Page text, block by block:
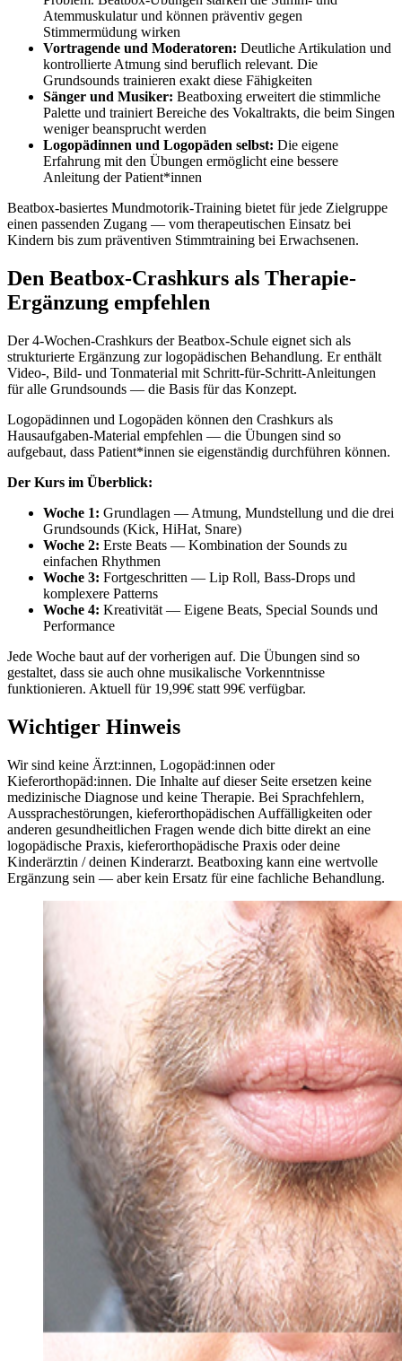
Atemmuskulatur und können präventiv gegen
Stimmermüdung wirken
Vortragende und Moderatoren: Deutliche Artikulation und
kontrollierte Atmung sind beruflich relevant. Die
Grundsounds trainieren exakt diese Fähigkeiten
Sänger und Musiker: Beatboxing erweitert die stimmliche
Palette und trainiert Bereiche des Vokaltrakts, die beim Singen
weniger beansprucht werden
Logopädinnen und Logopäden selbst: Die eigene
Erfahrung mit den Übungen ermöglicht eine bessere
Anleitung der Patient*innen
Beatbox-basiertes Mundmotorik-Training bietet für jede Zielgruppe
einen passenden Zugang — vom therapeutischen Einsatz bei
Kindern bis zum präventiven Stimmtraining bei Erwachsenen.
Den Beatbox-Crashkurs als Therapie-
Ergänzung empfehlen
Der 4-Wochen-Crashkurs der Beatbox-Schule eignet sich als
strukturierte Ergänzung zur logopädischen Behandlung. Er enthält
Video-, Bild- und Tonmaterial mit Schritt-für-Schritt-Anleitungen
für alle Grundsounds — die Basis für das Konzept.
Logopädinnen und Logopäden können den Crashkurs als
Hausaufgaben-Material empfehlen — die Übungen sind so
aufgebaut, dass Patient*innen sie eigenständig durchführen können.
Der Kurs im Überblick:
Woche 1: Grundlagen — Atmung, Mundstellung und die drei
Grundsounds (Kick, HiHat, Snare)
Woche 2: Erste Beats — Kombination der Sounds zu
einfachen Rhythmen
Woche 3: Fortgeschritten — Lip Roll, Bass-Drops und
komplexere Patterns
Woche 4: Kreativität — Eigene Beats, Special Sounds und
Performance
Jede Woche baut auf der vorherigen auf. Die Übungen sind so
gestaltet, dass sie auch ohne musikalische Vorkenntnisse
funktionieren. Aktuell für 19,99€ statt 99€ verfügbar.
Wichtiger Hinweis
Wir sind keine Ärzt:innen, Logopäd:innen oder
Kieferorthopäd:innen. Die Inhalte auf dieser Seite ersetzen keine
medizinische Diagnose und keine Therapie. Bei Sprachfehlern,
Aussprachestörungen, kieferorthopädischen Auffälligkeiten oder
anderen gesundheitlichen Fragen wende dich bitte direkt an eine
logopädische Praxis, kieferorthopädische Praxis oder deine
Kinderärztin / deinen Kinderarzt. Beatboxing kann eine wertvolle
Ergänzung sein — aber kein Ersatz für eine fachliche Behandlung.